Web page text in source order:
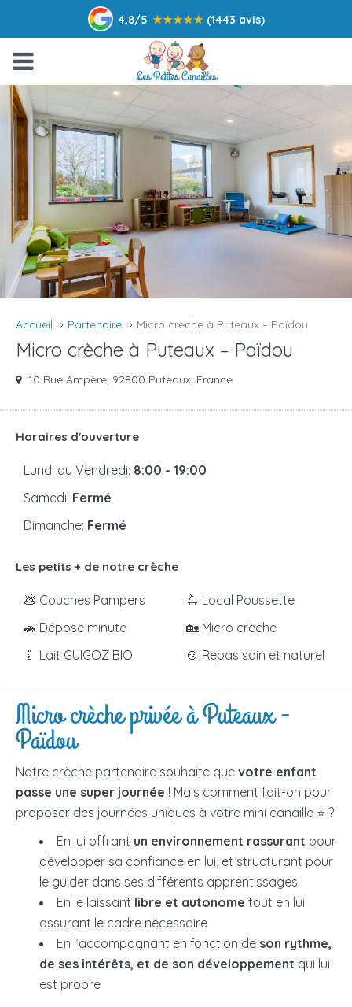
4,8/5 ★★★★★ (1443 avis)
Accueil Partenaire Micro crèche à Puteaux – Païdou
Micro crèche à Puteaux – Païdou
10 Rue Ampère, 92800 Puteaux, France
Horaires d'ouverture
Lundi au Vendredi: 8:00 - 19:00
Samedi: Fermé
Dimanche: Fermé
Les petits + de notre crèche
💩 Couches Pampers
🚗 Dépose minute
🍼 Lait GUIGOZ BIO
🛴 Local Poussette
🏡 Micro crèche
🍲 Repas sain et naturel
Micro crèche privée à Puteaux -
Païdou
Notre crèche partenaire souhaite que votre enfant
passe une super journée ! Mais comment fait-on pour
proposer des journées uniques à votre mini canaille ⭐ ?
En lui offrant un environnement rassurant pour
développer sa confiance en lui, et structurant pour
le guider dans ses différents apprentissages
En le laissant libre et autonome tout en lui
assurant le cadre nécessaire
En l’accompagnant en fonction de son rythme,
de ses intérêts, et de son développement qui lui
est propre